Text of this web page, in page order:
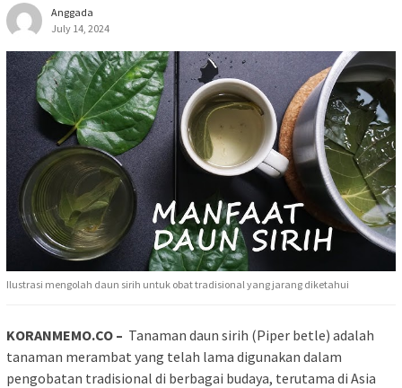
Anggada
July 14, 2024
Ilustrasi mengolah daun sirih untuk obat tradisional yang jarang diketahui
KORANMEMO.CO – Tanaman daun sirih (Piper betle) adalah
tanaman merambat yang telah lama digunakan dalam
pengobatan tradisional di berbagai budaya, terutama di Asia